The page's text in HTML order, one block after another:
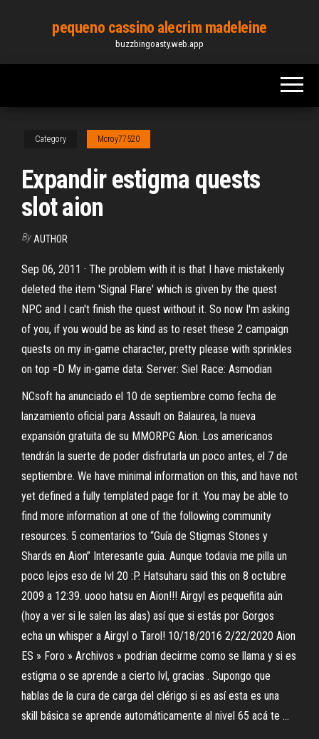
content
pequeno cassino alecrim madeleine
buzzbingoasty.web.app
Category Mcroy77520
Expandir estigma quests
slot aion
By AUTHOR
Sep 06, 2011 · The problem with it is that I have mistakenly
deleted the item 'Signal Flare' which is given by the quest
NPC and I can't finish the quest without it. So now I'm asking
of you, if you would be as kind as to reset these 2 campaign
quests on my in-game character, pretty please with sprinkles
on top =D My in-game data: Server: Siel Race: Asmodian
NCsoft ha anunciado el 10 de septiembre como fecha de
lanzamiento oficial para Assault on Balaurea, la nueva
expansión gratuita de su MMORPG Aion. Los americanos
tendrán la suerte de poder disfrutarla un poco antes, el 7 de
septiembre. We have minimal information on this, and have not
yet defined a fully templated page for it. You may be able to
find more information at one of the following community
resources. 5 comentarios to “Guía de Stigmas Stones y
Shards en Aion” Interesante guia. Aunque todavia me pilla un
poco lejos eso de lvl 20 :P. Hatsuharu said this on 8 octubre
2009 a 12:39. uooo hatsu en Aion!!! Airgyl es pequeñita aún
(hoy a ver si le salen las alas) así que si estás por Gorgos
echa un whisper a Airgyl o Tarol! 10/18/2016 2/22/2020 Aion
ES » Foro » Archivos » podrian decirme como se llama y si es
estigma o se aprende a cierto lvl, gracias . Supongo que
hablas de la cura de carga del clérigo si es así esta es una
skill básica se aprende automáticamente al nivel 65 acá te …